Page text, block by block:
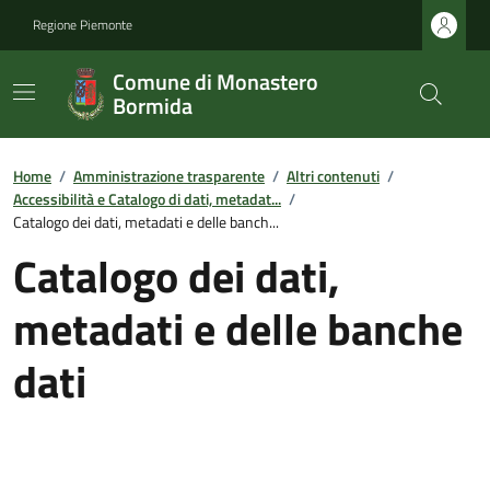
Regione Piemonte
Comune di Monastero
Bormida
Home / Amministrazione trasparente / Altri contenuti /
Accessibilità e Catalogo di dati, metadat... /
Catalogo dei dati, metadati e delle banch...
Catalogo dei dati,
metadati e delle banche
dati